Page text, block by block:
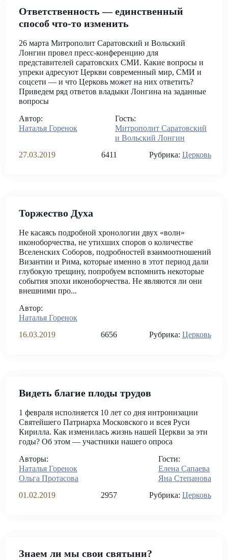
Ответственность — единственный
способ что-то изменить
26 марта Митрополит Саратовский и Вольский
Лонгин провел пресс-конференцию для
представителей саратовских СМИ. Какие вопросы и
упреки адресуют Церкви современный мир, СМИ и
соцсети — и что Церковь может на них ответить?
Приведем ряд ответов владыки Лонгина на заданные
вопросы
Автор:
Наталья Горенок
Гость:
Митрополит Саратовский
и Вольский Лонгин
27.03.2019
6411 Рубрика: Церковь
Торжество Духа
Не касаясь подробной хронологии двух «волн»
иконоборчества, не утихших споров о количестве
Вселенских Соборов, подробностей взаимоотношений
Византии и Рима, которые именно в этот период дали
глубокую трещину, попробуем вспомнить некоторые
события эпохи иконоборчества. Не являются ли они
внешними про...
Автор:
Наталья Горенок
16.03.2019
6656 Рубрика: Церковь
Видеть благие плоды трудов
1 февраля исполняется 10 лет со дня интронизации
Святейшего Патриарха Московского и всея Руси
Кирилла. Как изменилась жизнь нашей Церкви за эти
годы? Об этом — участники нашего опроса
Авторы:
Наталья Горенок
Ольга Протасова
Гости:
Елена Сапаева
Яна Степанова
01.02.2019
2957 Рубрика: Церковь
Знаем ли мы свои святыни?